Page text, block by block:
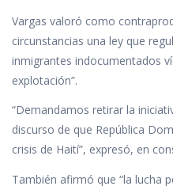
Vargas valoró como
circunstancias una ley que
inmigrantes indocumentados
explotación”.
“Demandamos retirar la
discurso de que República
crisis de Haití”, expresó, en
También afirmó que “la lucha